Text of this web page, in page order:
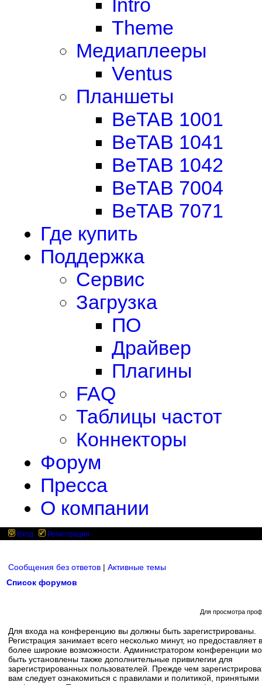
Intro
Theme
Медиаплееры
Ventus
Планшеты
BeTAB 1001
BeTAB 1041
BeTAB 1042
BeTAB 7004
BeTAB 7071
Где купить
Поддержка
Сервис
Загрузка
ПО
Драйвер
Плагины
FAQ
Таблицы частот
Коннекторы
Форум
Пресса
О компании
Вход Регистрация
Сообщения без ответов | Активные темы
Список форумов
Для просмотра
Для входа на конференцию вы должны быть зарегистрированы.
Регистрация занимает всего несколько минут, но предоставляет
более широкие возможности. Администратором конференции
быть установлены также дополнительные привилегии для
зарегистрированных пользователей. Прежде чем
вам следует ознакомиться с правилами и политикой, принятыми